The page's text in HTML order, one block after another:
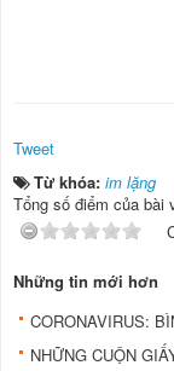
Tweet
Từ khóa: im lặng
Tổng số điểm của bài
Những tin mới hơn
CORONAVIRUS:
NHỮNG CUỘN